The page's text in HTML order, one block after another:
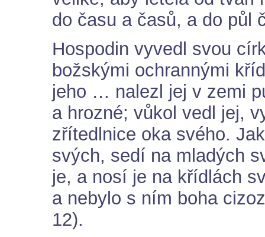
do času a časů, a do půl
Hospodin vyvedl svou
božskými ochrannými
jeho … nalezl jej v zemi
a hrozné; vůkol vedl jej,
zřítedlnice oka svého.
svých, sedí na mladých
je, a nosí je na křídlách
a nebylo s ním boha
12).